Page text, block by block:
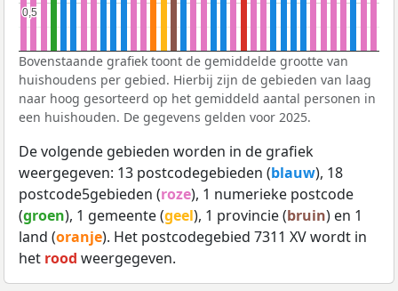
0,5
0,5
Bovenstaande grafiek toont de gemiddelde grootte van
huishoudens per gebied. Hierbij zijn de gebieden van laag
naar hoog gesorteerd op het gemiddeld aantal personen in
een huishouden. De gegevens gelden voor 2025.
De volgende gebieden worden in de grafiek
weergegeven: 13 postcodegebieden (blauw), 18
postcode5gebieden (roze), 1 numerieke postcode
(groen), 1 gemeente (geel), 1 provincie (bruin) en 1
land (oranje). Het postcodegebied 7311 XV wordt in
het rood weergegeven.